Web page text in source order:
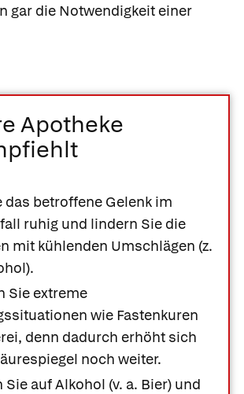
gar die Notwendigkeit einer
Apotheke
das betroffene Gelenk im
ruhig und lindern Sie die
mit kühlenden Umschlägen (z.
Sie extreme
wie Fastenkuren
denn dadurch erhöht sich
noch weiter.
Sie auf Alkohol (v. a. Bier) und